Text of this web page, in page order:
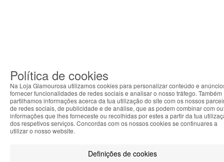
Política de cookies
Na Loja Glamourosa utilizamos cookies para personalizar conteúdo e
fornecer funcionalidades de redes sociais e analisar o nosso tráfego. Também
partilhamos informações acerca da tua utilização do site com os nossos
de redes sociais, de publicidade e de análise, que as podem combinar com
informações que lhes forneceste ou recolhidas por estes a partir da tua
dos respetivos serviços. Concordas com os nossos cookies se continuares a
utilizar o nosso website.
Definições de cookies